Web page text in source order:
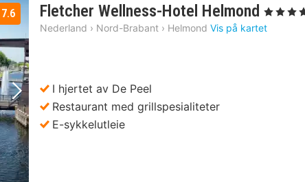
Neste bilde
7.6 Fletcher Wellness-Hotel Helmond 1
natt
, 4 Stjerner
Nederland › Nord-Brabant › Helmond Vis på kartet
I hjertet av De Peel
Restaurant med grillspesialiteter
E-sykkelutleie